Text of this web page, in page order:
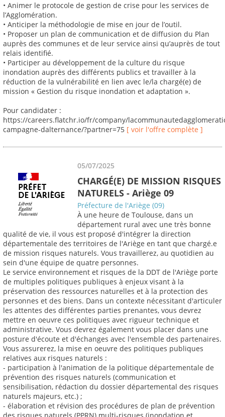
• Animer le protocole de gestion de crise pour les services de
l’Agglomération.
• Anticiper la méthodologie de mise en jour de l’outil.
• Proposer un plan de communication et de diffusion du Plan
auprès des communes et de leur service ainsi qu’auprès de tout
relais identifié.
• Participer au développement de la culture du risque
inondation auprès des différents publics et travailler à la
réduction de la vulnérabilité en lien avec le/la chargé(e) de
mission « Gestion du risque inondation et adaptation ».
Pour candidater :
https://careers.flatchr.io/fr/company/
campagne-dalternance/?partner=75 [ voir l'offre complète ]
05/07/2025
CHARGÉ(E) DE MISSION RISQUES
NATURELS - Ariège 09
Préfecture de l'Ariège (09)
À une heure de Toulouse, dans un
département rural avec une très bonne
qualité de vie, il vous est proposé d'intégrer la direction
départementale des territoires de l'Ariège en tant que chargé.e
de mission risques naturels. Vous travaillerez, au quotidien au
sein d'une équipe de quatre personnes.
Le service environnement et risques de la DDT de l'Ariège porte
de multiples politiques publiques à enjeux visant à la
préservation des ressources naturelles et à la protection des
personnes et des biens. Dans un contexte nécessitant d'articuler
les attentes des différentes parties prenantes, vous devrez
mettre en oeuvre ces politiques avec rigueur technique et
administrative. Vous devrez également vous placer dans une
posture d'écoute et d'échanges avec l'ensemble des partenaires.
Vous assurerez, la mise en oeuvre des politiques publiques
relatives aux risques naturels :
- participation à l'animation de la politique départementale de
prévention des risques naturels (communication et
sensibilisation, rédaction du dossier départemental des risques
naturels majeurs, etc.) ;
- élaboration et révision des procédures de plan de prévention